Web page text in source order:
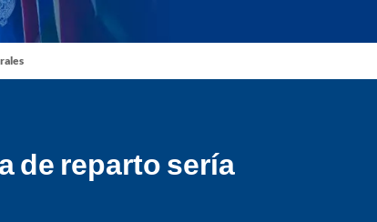
de reparto sería